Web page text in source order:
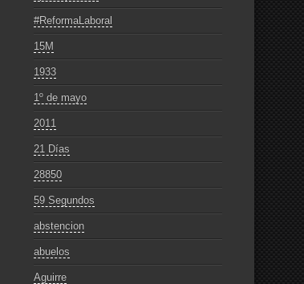
#ReformaLaboral
15M
1933
1º de mayo
2011
21 Días
28850
59 Segundos
abstencion
abuelos
Aguirre